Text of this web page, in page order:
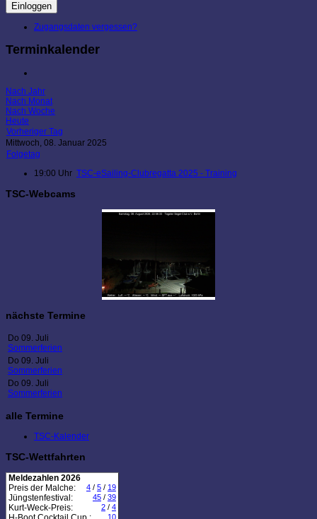
Einloggen
Zugangsdaten vergessen?
Terminkalender
Nach Jahr
Nach Monat
Nach Woche
Heute
Vorheriger Tag
Mittwoch, 08. Januar 2025
Folgetag
19:00 Uhr TSC-eSailing-Clubregatta 2025 - Training
TSC-Webcams
nächste Termine
Do 09. Juli
Sommerferien
Do 09. Juli
Sommerferien
Do 09. Juli
Sommerferien
alle Termine
TSC-Kalender
TSC-Wettfahrten
Meldezahlen 2026
Preis der Malche:
4 / 5 / 19
Jüngstenfestival: 45 / 39
Kurt-Weck-Preis: 2 / 4
10